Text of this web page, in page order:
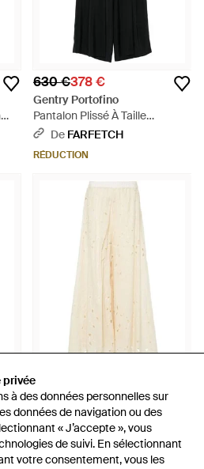
privée
à des données personnelles sur
données de navigation ou des
« J’accepte », vous
de suivi. En sélectionnant
votre consentement, vous les
privée
à des données personnelles sur
données de navigation ou des
« J’accepte », vous
de suivi. En sélectionnant
votre consentement, vous les
630 €378 €
Gentry Portofino
Pantalon Plissé À Taille
Élastiquée - Noir
De FARFETCH
RÉDUCTION
1 106 €
Gentry Portofino
Pantalon Ample À Découpes -
Neutre
De FARFETCH
RÉDUCTION